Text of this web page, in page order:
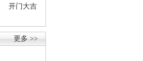
开门大吉
更多 >>